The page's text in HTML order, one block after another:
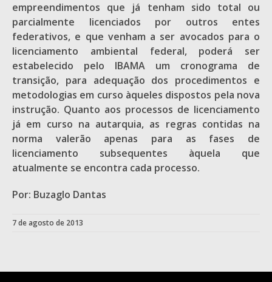
empreendimentos que já tenham sido total ou
parcialmente licenciados por outros entes
federativos, e que venham a ser avocados para o
licenciamento ambiental federal, poderá ser
estabelecido pelo IBAMA um cronograma de
transição, para adequação dos procedimentos e
metodologias em curso àqueles dispostos pela nova
instrução. Quanto aos processos de licenciamento
já em curso na autarquia, as regras contidas na
norma valerão apenas para as fases de
licenciamento subsequentes àquela que
atualmente se encontra cada processo.
Por: Buzaglo Dantas
7 de agosto de 2013